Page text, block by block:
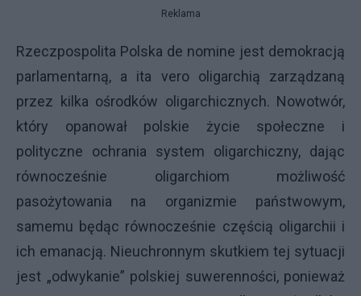
Reklama
Rzeczpospolita Polska de nomine jest demokracją
parlamentarną, a ita vero oligarchią zarządzaną
przez kilka ośrodków oligarchicznych. Nowotwór,
który opanował polskie życie społeczne i
polityczne ochrania system oligarchiczny, dając
równocześnie oligarchiom możliwość
pasożytowania na organizmie państwowym,
samemu będąc równocześnie częścią oligarchii i
ich emanacją. Nieuchronnym skutkiem tej sytuacji
jest „odwykanie” polskiej suwerenności, ponieważ